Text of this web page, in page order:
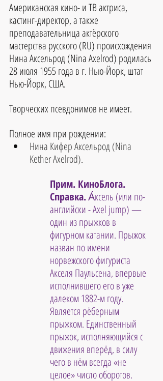
Американская кино- и ТВ актриса,
кастинг-директор, а также
преподавательница актёрского
мастерства русского (RU) происхождения
Нина Аксельрод (Nina Axelrod) родилась
28 июля 1955 года в г. Нью-Йорк, штат
Нью-Йорк, США.
Творческих псевдонимов не имеет.
Полное имя при рождении:
Нина Кифер Аксельрод (Nina
Kether Axelrod).
Прим. КиноБлога.
Справка. А́ксель (или по-
английски - Axel jump) —
один из прыжков в
фигурном катании. Прыжок
назван по имени
норвежского фигуриста
Акселя Паульсена, впервые
исполнившего его в уже
далеком 1882-м году.
Является рёберным
прыжком. Единственный
прыжок, исполняющийся с
движения вперёд, в силу
чего в нём всегда «не
целое» число оборотов.